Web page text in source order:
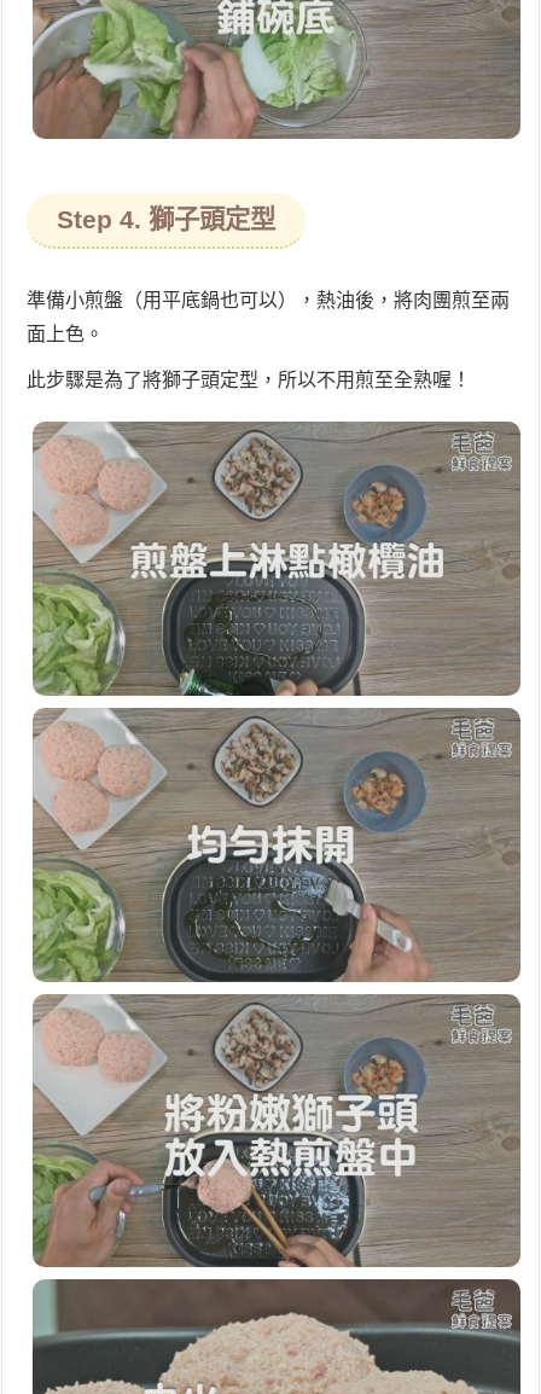
Step 4. 獅子頭定型
準備小煎盤（用平底鍋也可以），熱油後，將肉團煎至兩
面上色。
此步驟是為了將獅子頭定型，所以不用煎至全熟喔！